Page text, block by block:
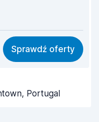
8,5
8,2
Sprawdź oferty
Portugal